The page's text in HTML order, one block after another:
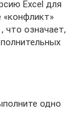
Excel для
«конфликт»
что означает,
одно